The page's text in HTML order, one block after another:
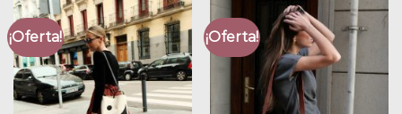
¡Oferta! ¡Oferta!